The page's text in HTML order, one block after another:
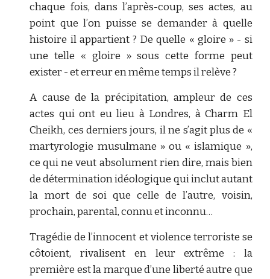
chaque fois, dans l’après-coup, ses actes, au
point que l’on puisse se demander à quelle
histoire il appartient ? De quelle « gloire » - si
une telle « gloire » sous cette forme peut
exister - et erreur en même temps il relève ?
A cause de la précipitation, ampleur de ces
actes qui ont eu lieu à Londres, à Charm El
Cheikh, ces derniers jours, il ne s’agit plus de «
martyrologie musulmane » ou « islamique »,
ce qui ne veut absolument rien dire, mais bien
de détermination idéologique qui inclut autant
la mort de soi que celle de l’autre, voisin,
prochain, parental, connu et inconnu…
Tragédie de l’innocent et violence terroriste se
côtoient, rivalisent en leur extrême : la
première est la marque d’une liberté autre que